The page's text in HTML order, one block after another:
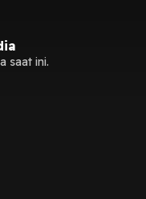
saat ini.